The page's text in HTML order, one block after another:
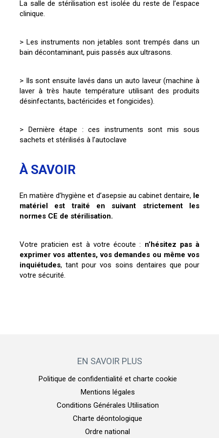
La salle de stérilisation est isolée du reste de l’espace
clinique.
> Les instruments non jetables sont trempés dans un
bain décontaminant, puis passés aux ultrasons.
> Ils sont ensuite lavés dans un auto laveur (machine à
laver à très haute température utilisant des produits
désinfectants, bactéricides et fongicides).
> Dernière étape : ces instruments sont mis sous
sachets et stérilisés à l’autoclave
À SAVOIR
En matière d’hygiène et d’asepsie au cabinet dentaire, le
matériel est traité en suivant strictement les
normes CE de stérilisation.
Votre praticien est à votre écoute : n’hésitez pas à
exprimer vos attentes, vos demandes ou même vos
inquiétudes, tant pour vos soins dentaires que pour
votre sécurité.
EN SAVOIR PLUS
Politique de confidentialité et charte cookie
Mentions légales
Conditions Générales Utilisation
Charte déontologique
Ordre national